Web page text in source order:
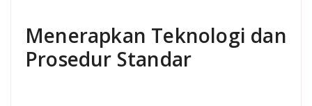
Menerapkan Teknologi dan
Prosedur Standar